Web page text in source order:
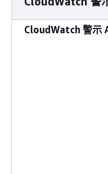
CloudWatch 警示